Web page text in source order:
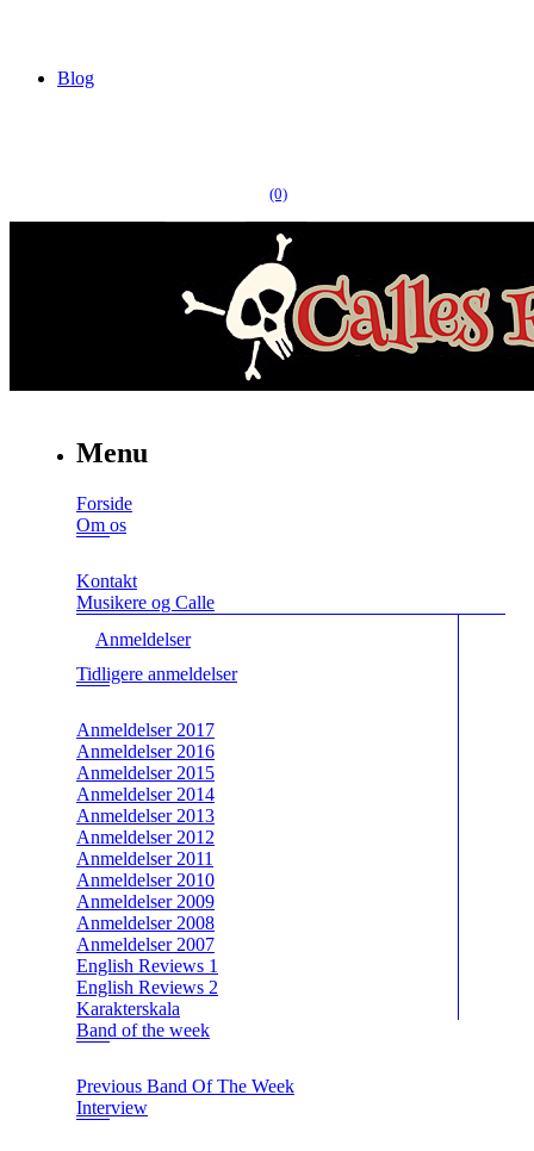
Blog
(0)
Menu
Forside
Om os
Kontakt
Musikere og Calle
Anmeldelser
Tidligere anmeldelser
Anmeldelser 2017
Anmeldelser 2016
Anmeldelser 2015
Anmeldelser 2014
Anmeldelser 2013
Anmeldelser 2012
Anmeldelser 2011
Anmeldelser 2010
Anmeldelser 2009
Anmeldelser 2008
Anmeldelser 2007
English Reviews 1
English Reviews 2
Karakterskala
Band of the week
Previous Band Of The Week
Interview